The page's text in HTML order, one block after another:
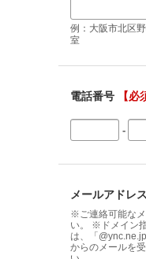
例：大阪市北区
室
電話番号 【必
-
メールアドレス
※ご連絡可能な
い。 ※ドメイン
は、「
からのメールを